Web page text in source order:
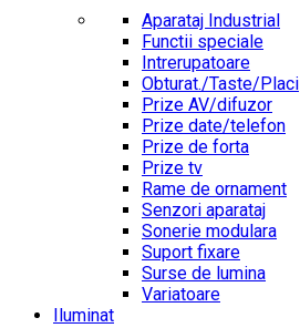
Aparataj Industrial
Functii speciale
Intrerupatoare
Obturat./Taste/Placi
Prize AV/difuzor
Prize date/telefon
Prize de forta
Prize tv
Rame de ornament
Senzori aparataj
Sonerie modulara
Suport fixare
Surse de lumina
Variatoare
Iluminat